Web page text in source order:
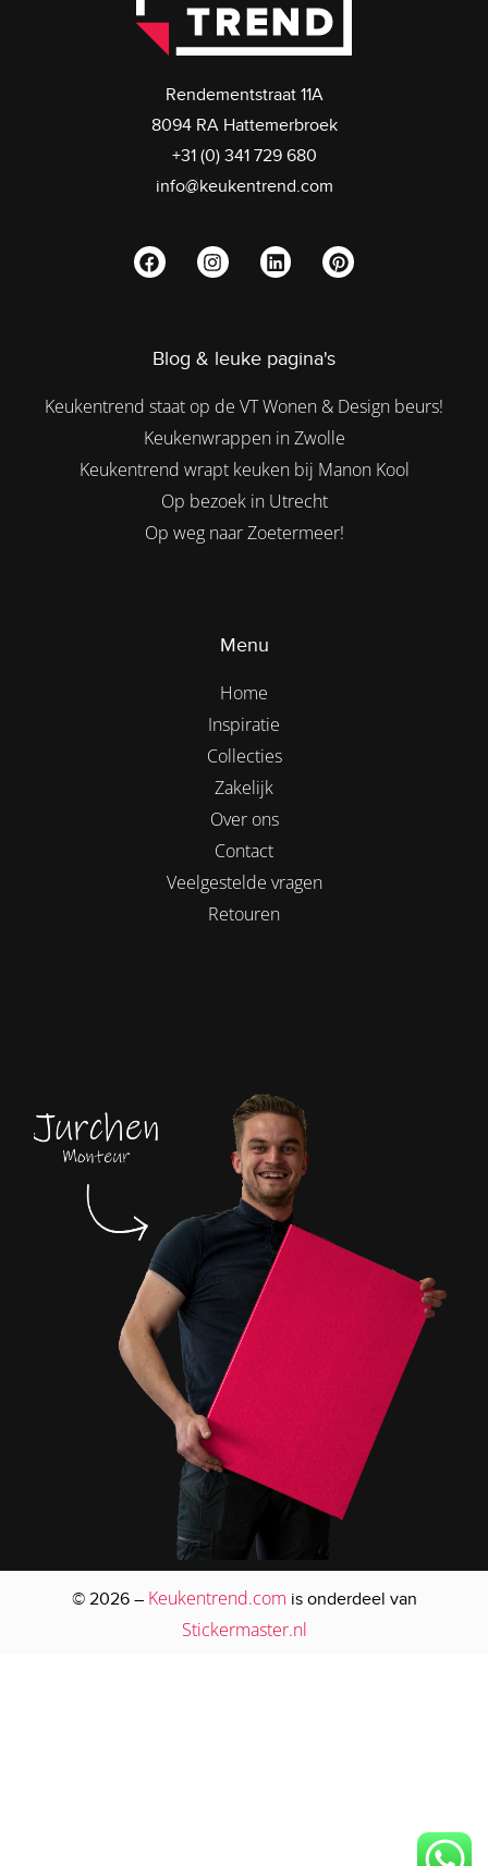
Rendementstraat 11A
8094 RA Hattemerbroek
+31 (0) 341 729 680
info@keukentrend.com
Blog & leuke pagina's
Keukentrend staat op de VT Wonen & Design beurs!
Keukenwrappen in Zwolle
Keukentrend wrapt keuken bij Manon Kool
Op bezoek in Utrecht
Op weg naar Zoetermeer!
Menu
Home
Inspiratie
Collecties
Zakelijk
Over ons
Contact
Veelgestelde vragen
Retouren
© 2026 – Keukentrend.com is onderdeel van
Stickermaster.nl